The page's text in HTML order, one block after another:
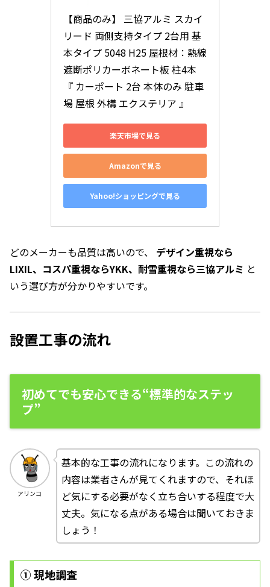
【商品のみ】 三協アルミ スカイ
リード 両側支持タイプ 2台用 基
本タイプ 5048 H25 屋根材：熱線
遮断ポリカーボネート板 柱4本
『 カーポート 2台 本体のみ 駐車
場 屋根 外構 エクステリア 』
楽天市場で見る
Amazonで見る
Yahoo!ショッピングで見る
どのメーカーも品質は高いので、 デザイン重視なら
LIXIL、コスパ重視ならYKK、耐雪重視なら三協アルミ と
いう選び方が分かりやすいです。
設置工事の流れ
初めてでも安心できる“標準的なステッ
プ”
アリンコ
基本的な工事の流れになります。この流れの
内容は業者さんが見てくれますので、それほ
ど気にする必要がなく立ち合いする程度で大
丈夫。気になる点がある場合は聞いておきま
しょう！
① 現地調査